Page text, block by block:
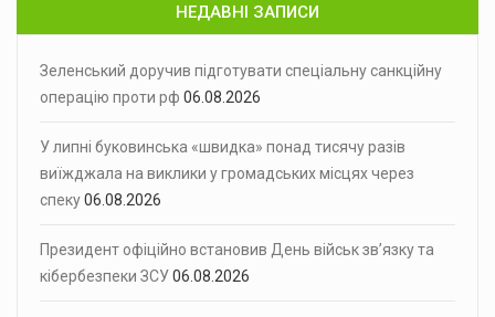
НЕДАВНІ ЗАПИСИ
Зеленський доручив підготувати спеціальну санкційну
операцію проти рф 06.08.2026
У липні буковинська «швидка» понад тисячу разів
виїжджала на виклики у громадських місцях через
спеку06.08.2026
Президент офіційно встановив День військ зв’язку та
кібербезпеки ЗСУ06.08.2026